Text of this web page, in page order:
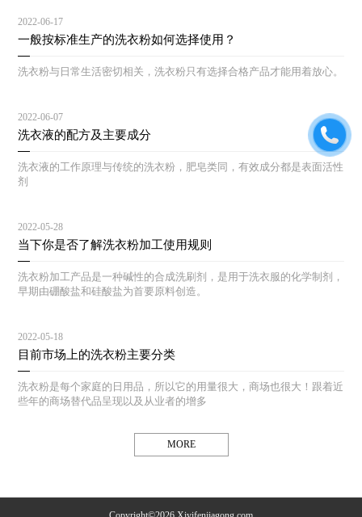
2022-06-17
一般按标准生产的洗衣粉如何选择使用？
洗衣粉与日常生活密切相关，洗衣粉只有选择合格产品才能用着放心。
2022-06-07
洗衣液的配方及主要成分
洗衣液的工作原理与传统的洗衣粉，肥皂类同，有效成分都是表面活性
剂
2022-05-28
当下你是否了解洗衣粉加工使用规则
洗衣粉加工产品是一种碱性的合成洗刷剂，是用于洗衣服的化学制剂，
早期由硼酸盐和硅酸盐为首要原料创造。
2022-05-18
目前市场上的洗衣粉主要分类
洗衣粉是每个家庭的日用品，所以它的用量很大，商场也很大！跟着近
些年的商场替代品呈现以及从业者的增多
MORE